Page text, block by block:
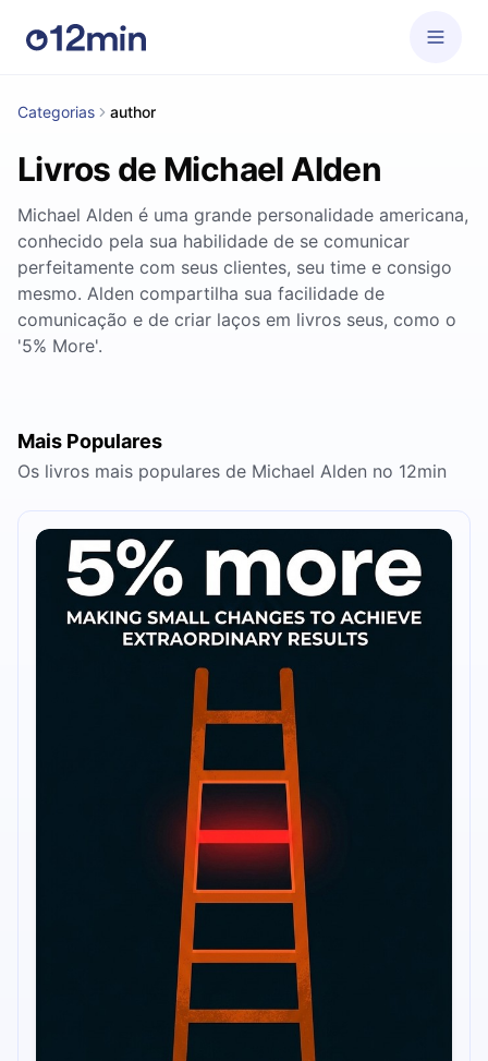
Categorias author
Livros de Michael Alden
Michael Alden é uma grande personalidade americana,
conhecido pela sua habilidade de se comunicar
perfeitamente com seus clientes, seu time e consigo
mesmo. Alden compartilha sua facilidade de
comunicação e de criar laços em livros seus, como o
'5% More'.
Mais Populares
Os livros mais populares de Michael Alden no 12min